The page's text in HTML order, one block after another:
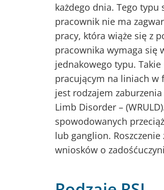
każdego dnia. Tego
pracownik nie ma
pracy, która wiąże się z
pracownika wymaga się
jednakowego typu.
pracującym na liniach w
jest rodzajem
Limb Disorder –
spowodowanych
lub ganglion.
wniosków o